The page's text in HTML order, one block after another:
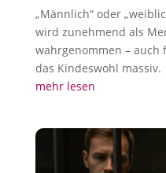
„Männlich“ oder
wird zunehmend als
wahrgenommen –
das Kindeswohl massiv.
mehr lesen